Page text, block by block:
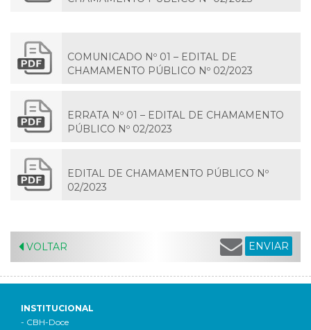
COMUNICADO Nº 01 – EDITAL DE
CHAMAMENTO PÚBLICO Nº 02/2023
ERRATA Nº 01 – EDITAL DE CHAMAMENTO
PÚBLICO Nº 02/2023
EDITAL DE CHAMAMENTO PÚBLICO Nº
02/2023
VOLTAR ENVIAR
INSTITUCIONAL
- CBH-Doce